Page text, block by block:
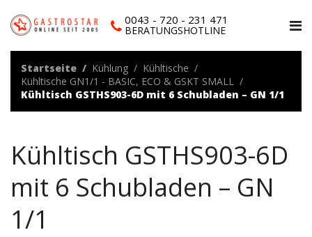
0043 - 720 - 231 471
BERATUNGSHOTLINE
Startseite Kühlung
Kühltische
Kühltische GN1/1 - BASIC, ECO & GSKT SMALL
Kühltisch GSTHS903-6D mit 6 Schubladen – GN 1/1
Kühltisch GSTHS903-6D
mit 6 Schubladen – GN
1/1